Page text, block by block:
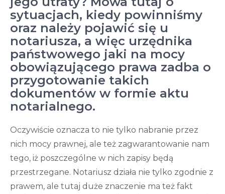
sytuacjach, kiedy powinniśmy
oraz należy pojawić się u
notariusza, a więc urzędnika
państwowego jaki na mocy
obowiązującego prawa zadba o
przygotowanie takich
dokumentów w formie aktu
notarialnego.
Oczywiście oznacza to nie tylko nabranie przez
nich mocy prawnej, ale też zagwarantowanie nam
tego, iż poszczególne w nich zapisy będą
przestrzegane. Notariusz działa nie tylko zgodnie z
prawem, ale tutaj duże znaczenie ma też fakt